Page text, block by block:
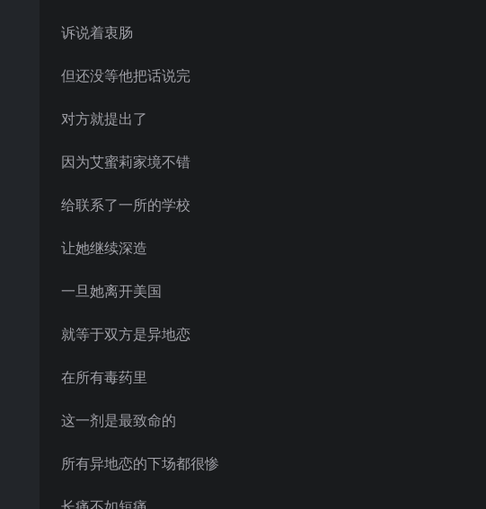
诉说着衷肠
但还没等他把话说完
对方就提出了
因为艾蜜莉家境不错
给联系了一所的学校
让她继续深造
一旦她离开美国
就等于双方是异地恋
在所有毒药里
这一剂是最致命的
所有异地恋的下场都很惨